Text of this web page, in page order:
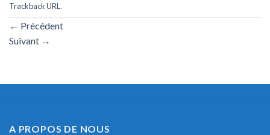
Trackback URL .
← Précédent
Suivant →
A PROPOS DE NOUS